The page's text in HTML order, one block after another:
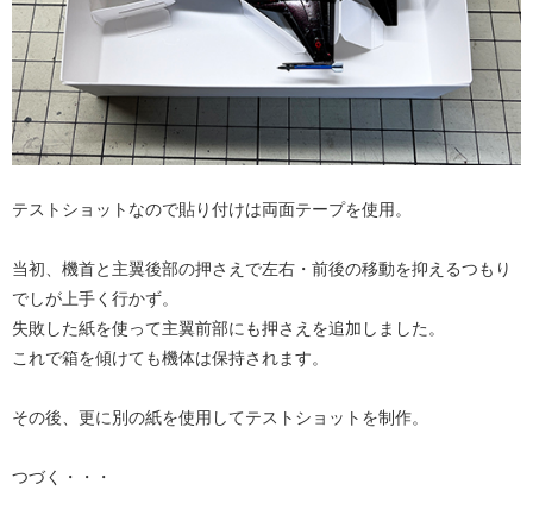
テストショットなので貼り付けは両面テープを使用。
当初、機首と主翼後部の押さえで左右・前後の移動を抑えるつもり
でしが上手く行かず。
失敗した紙を使って主翼前部にも押さえを追加しました。
これで箱を傾けても機体は保持されます。
その後、更に別の紙を使用してテストショットを制作。
つづく・・・